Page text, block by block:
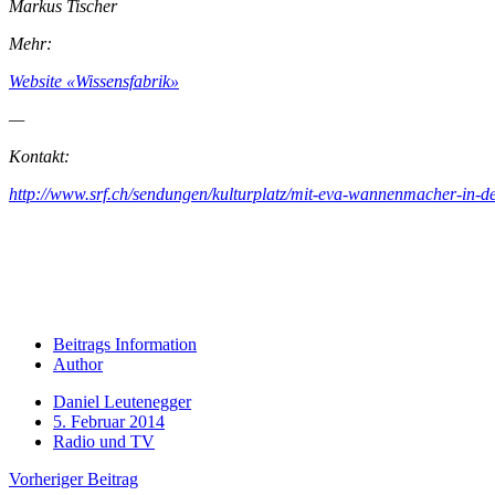
Markus Tischer
Mehr:
Website «Wissensfabrik»
—
Kontakt:
http://www.srf.ch/sendungen/kulturplatz/mit-eva-wannenmacher-in-
Beitrags Information
Author
Daniel Leutenegger
5. Februar 2014
Radio und TV
Vorheriger Beitrag